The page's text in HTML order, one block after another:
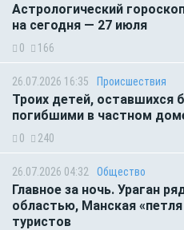
Астрологический
на сегодня — 27 июля
0 166
26.07.2026 16:35 Происшествия
Троих детей, оставшихся
погибшими в частном
0 240
26.07.2026 04:32 Общество
Главное за ночь. Ураган
областью, Манская
туристов